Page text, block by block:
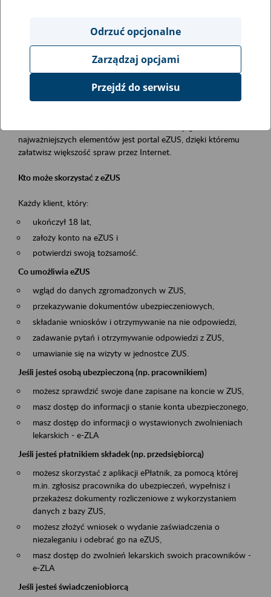
obsługa klientów
Event description
Platforma Usług Elektronicznych ZUS eZUS
najważniejszych elementów jest portal eZUS, dzięki któremu
załatwisz większość spraw przez Internet.
Kto może skorzystać z eZUS
Każdy klient, który:
ukończył 18 lat,
założy konto na eZUS i
potwierdzi swoją tożsamość.
Co umożliwia eZUS
wgląd do danych zgromadzonych w ZUS,
przekazywanie dokumentów ubezpieczeniowych,
składanie wniosków i otrzymywanie na nie odpowiedzi,
zadawanie pytań i otrzymywanie odpowiedzi z ZUS,
umawianie się na wizyty w jednostce ZUS.
Jeśli jesteś osobą ubezpieczoną (np. pracownikiem)
możesz sprawdzić swoje dane zapisane na koncie w ZUS,
masz dostęp do informacji o stanie konta ubezpieczonego,
masz dostęp do informacji o wystawionych zwolnieniach
lekarskich - e-ZLA
Jeśli jesteś płatnikiem składek (np. przedsiębiorcą)
możesz skorzystać z aplikacji ePłatnik, za pomocą której
m.in. zgłosisz pracownika do ubezpieczeń, wypełnisz i
przekażesz dokumenty rozliczeniowe z wykorzystaniem
danych z bazy ZUS,
możesz złożyć wniosek o wydanie zaświadczenia o
niezaleganiu i odebrać go na eZUS,
masz dostęp do zwolnień lekarskich swoich pracowników -
e-ZLA
Jeśli jesteś świadczeniobiorcą
Odrzuć opcjonalne
Zarządzaj opcjami
Przejdź do serwisu